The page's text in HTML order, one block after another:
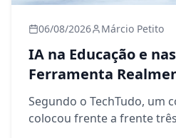
06/08/2026 Márcio Petito
IA na Educação e
Ferramenta
Segundo o TechTudo, um
colocou frente a frente